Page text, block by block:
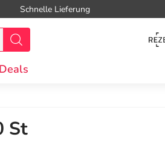
Schnelle Lieferung
St